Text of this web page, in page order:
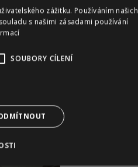
se
postelí jsou
kterým
byt,
inspirovat v
zážitku. Používáním našich
s našimi zásadami používání
SOUBORY CÍLENÍ